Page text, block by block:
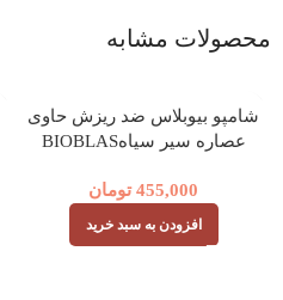
محصولات مشابه
شامپو بیوبلاس ضد ریزش حاوی
عصاره سیر سیاهBIOBLAS
455,000 تومان
افزودن به سبد خرید